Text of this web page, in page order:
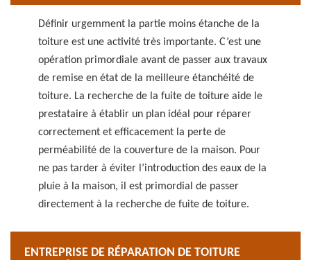
Définir urgemment la partie moins étanche de la
toiture est une activité très importante. C’est une
opération primordiale avant de passer aux travaux
de remise en état de la meilleure étanchéité de
toiture. La recherche de la fuite de toiture aide le
prestataire à établir un plan idéal pour réparer
correctement et efficacement la perte de
perméabilité de la couverture de la maison. Pour
ne pas tarder à éviter l’introduction des eaux de la
pluie à la maison, il est primordial de passer
directement à la recherche de fuite de toiture.
ENTREPRISE DE RÉPARATION DE TOITURE